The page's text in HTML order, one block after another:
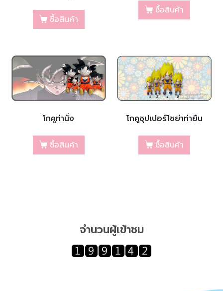
ซื้อสินค้า
ซื้อสินค้า
โกคูท่านั่ง
ซื้อสินค้า
โกคูซุปเปอร์ไซย่าท่ายืน
ซื้อสินค้า
จำนวนผู้เข้าชม